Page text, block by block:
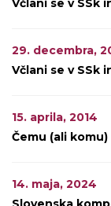
Včlani se v SSk
29. decembra,
Včlani se v SSk
15. aprila, 2014
Čemu (ali
14. maja, 2024